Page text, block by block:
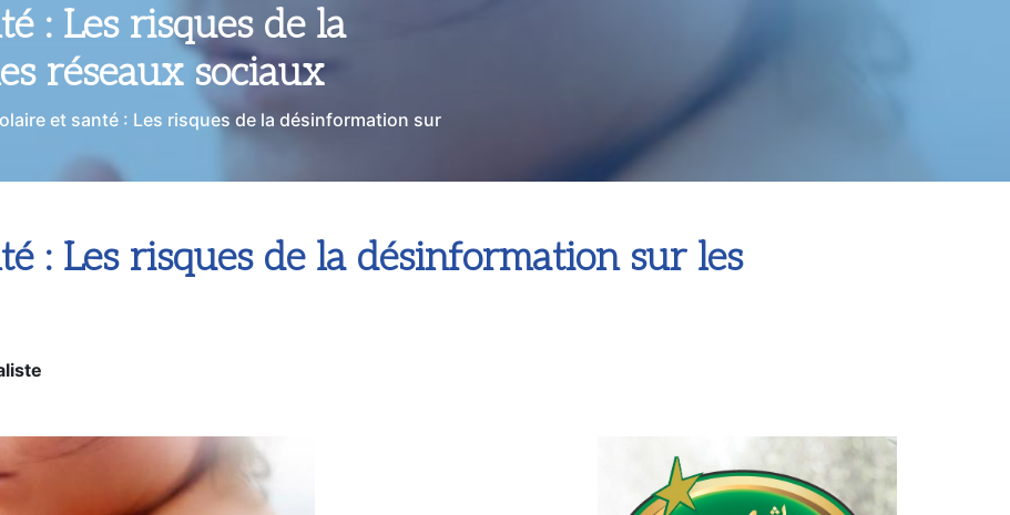
: Les risques de la
réseaux sociaux
et santé : Les risques de la désinformation sur
: Les risques de la désinformation sur les